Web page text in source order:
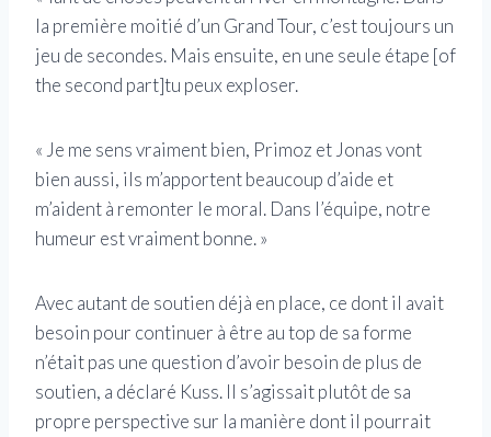
la première moitié d’un Grand Tour, c’est toujours un
jeu de secondes. Mais ensuite, en une seule étape [of
the second part]tu peux exploser.
« Je me sens vraiment bien, Primoz et Jonas vont
bien aussi, ils m’apportent beaucoup d’aide et
m’aident à remonter le moral. Dans l’équipe, notre
humeur est vraiment bonne. »
Avec autant de soutien déjà en place, ce dont il avait
besoin pour continuer à être au top de sa forme
n’était pas une question d’avoir besoin de plus de
soutien, a déclaré Kuss. Il s’agissait plutôt de sa
propre perspective sur la manière dont il pourrait